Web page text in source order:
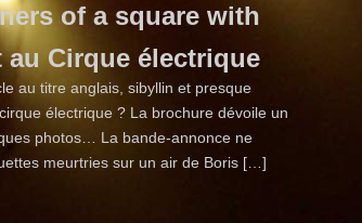
of a square with
Cirque électrique
au titre anglais, sibyllin et presque
électrique ? La brochure dévoile un
photos… La bande-annonce ne
meurtries sur un air de Boris […]